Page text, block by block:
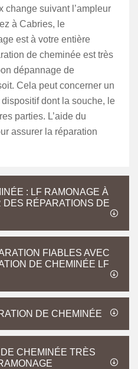
change suivant l’ampleur
à Cabries, le
est à votre entière
de cheminée est très
dépannage de
Cela peut concerner un
dont la souche, le
parties. L’aide du
assurer la réparation
: LF RAMONAGE À
RÉPARATIONS DE
FIABLES AVEC
DE CHEMINÉE LF
DE CHEMINÉE
CHEMINÉE TRÈS